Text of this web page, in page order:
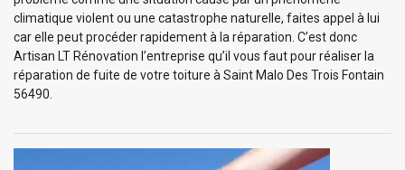
climatique violent ou une catastrophe naturelle, faites appel à lui
car elle peut procéder rapidement à la réparation. C’est donc
Artisan LT Rénovation l’entreprise qu’il vous faut pour réaliser la
réparation de fuite de votre toiture à Saint Malo Des Trois Fontain
56490.